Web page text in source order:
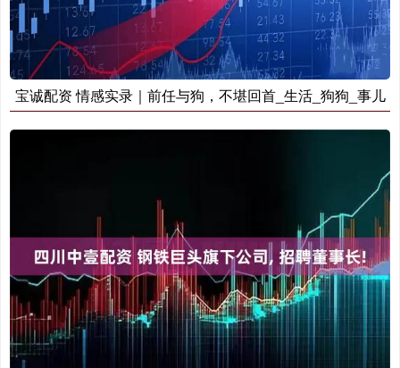
宝诚配资 情感实录｜前任与狗，不堪回首_生活_狗狗_事儿